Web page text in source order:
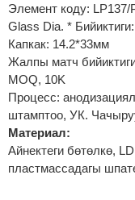
Элемент коду: LP137/
Glass Dia. *
Капкак: 14.2*33мм
Жалпы матч
MOQ, 10K
Процесс:
штамптоо, УК.
Материал:
Айнектеги бөтөлкө,
пластмассадагы